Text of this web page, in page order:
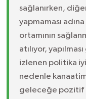
sağlanırken,
yapmaması
ortamının
atılıyor,
izlenen politika
nedenle
geleceğe pozitif